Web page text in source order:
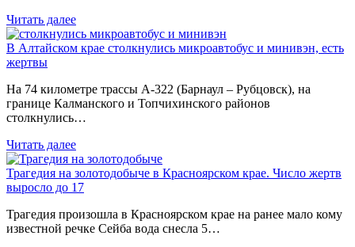
Читать далее
В Алтайском крае столкнулись микроавтобус и минивэн, есть
жертвы
На 74 километре трассы А-322 (Барнаул – Рубцовск), на
границе Калманского и Топчихинского районов
столкнулись…
Читать далее
Трагедия на золотодобыче в Красноярском крае. Число жертв
выросло до 17
Трагедия произошла в Красноярском крае на ранее мало кому
известной речке Сейба вода снесла 5…